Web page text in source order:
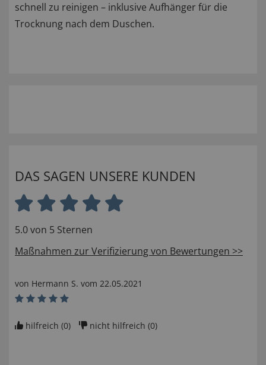
schnell zu reinigen – inklusive Aufhänger für die
Trocknung nach dem Duschen.
DAS SAGEN UNSERE KUNDEN
5.0 von 5 Sternen
Maßnahmen zur Verifizierung von Bewertungen >>
von Hermann S. vom 22.05.2021
hilfreich (0) nicht hilfreich (0)